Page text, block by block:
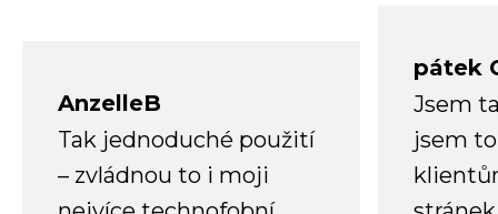
AnzelleB
Tak jednoduché použití
– zvládnou to i moji
pátek
Jsem
jsem